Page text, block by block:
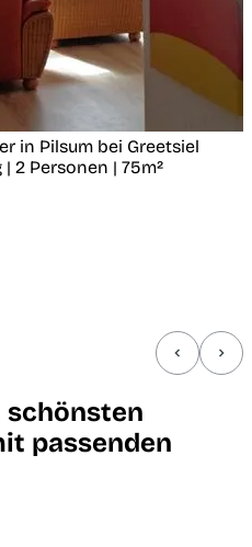
in Pilsum bei Greetsiel
2 Personen | 75m²
schönsten
passenden